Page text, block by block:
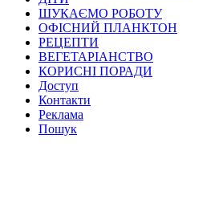
ШУКАЄМО РОБОТУ
ОФІСНИЙ ПЛАНКТОН
РЕЦЕПТИ
ВЕГЕТАРІАНСТВО
КОРИСНІ ПОРАДИ
Доступ
Контакти
Реклама
Пошук